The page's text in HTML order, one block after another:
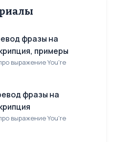
фразы на
примеры
выражение You're
фразы на
выражение You're